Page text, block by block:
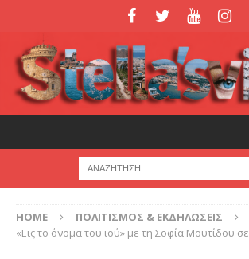
HOME ΠΟΛΙΤΙΣΜΟΣ & ΕΚΔΗΛΩΣΕΙΣ
«Εις το όνομα του ιού» με τη Σοφία Μουτίδου